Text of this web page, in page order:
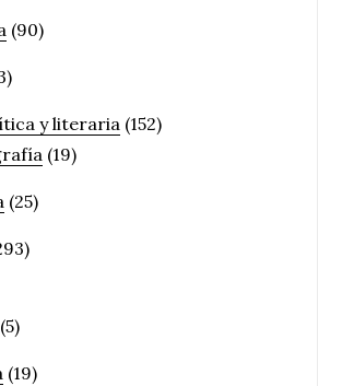
(90)
y literaria (152)
(19)
(25)
(5)
(19)